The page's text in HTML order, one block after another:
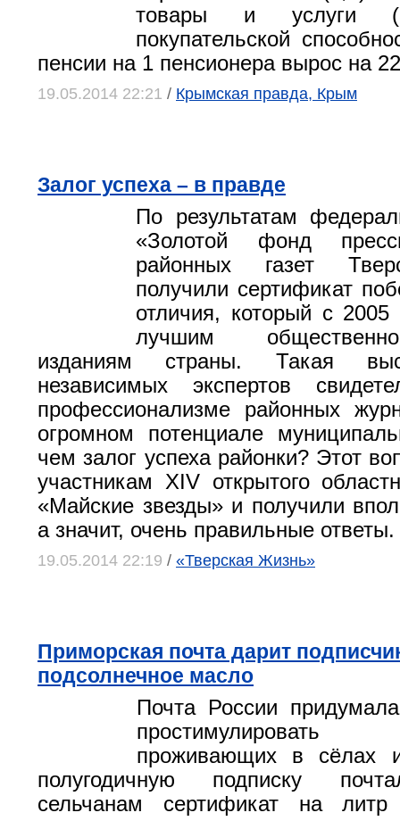
товары и услуги
покупательской
пенсии на 1 пенсионера вырос на
19.05.2014 22:21 / Крымская правда, Крым
Залог успеха – в правде
По результатам
«Золотой фонд
районных газет
получили сертификат
отличия, который с 2005
лучшим
изданиям страны. Такая
независимых экспертов
профессионализме районных
огромном потенциале
чем залог успеха районки? Этот
участникам XIV открытого
«Майские звезды» и получили
а значит, очень правильные ответы.
19.05.2014 22:19 / «Тверская Жизнь»
Приморская почта дарит
подсолнечное масло
Почта России
простимулировать
проживающих в сёлах
полугодичную подписку
сельчанам сертификат на литр